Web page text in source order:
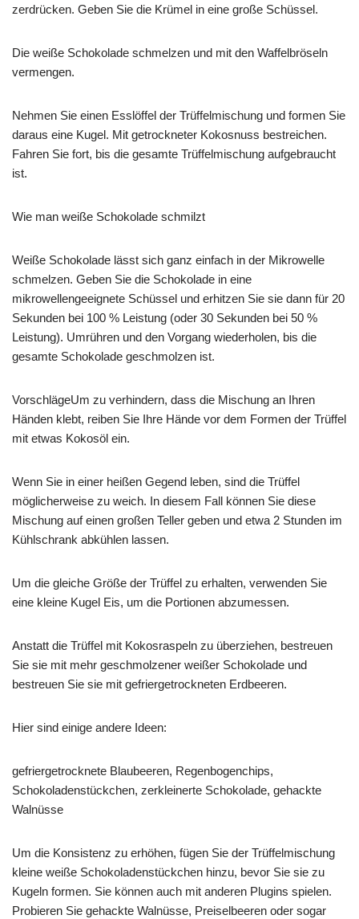
zerdrücken. Geben Sie die Krümel in eine große Schüssel.
Die weiße Schokolade schmelzen und mit den Waffelbröseln
vermengen.
Nehmen Sie einen Esslöffel der Trüffelmischung und formen Sie
daraus eine Kugel. Mit getrockneter Kokosnuss bestreichen.
Fahren Sie fort, bis die gesamte Trüffelmischung aufgebraucht
ist.
Wie man weiße Schokolade schmilzt
Weiße Schokolade lässt sich ganz einfach in der Mikrowelle
schmelzen. Geben Sie die Schokolade in eine
mikrowellengeeignete Schüssel und erhitzen Sie sie dann für 20
Sekunden bei 100 % Leistung (oder 30 Sekunden bei 50 %
Leistung). Umrühren und den Vorgang wiederholen, bis die
gesamte Schokolade geschmolzen ist.
VorschlägeUm zu verhindern, dass die Mischung an Ihren
Händen klebt, reiben Sie Ihre Hände vor dem Formen der Trüffel
mit etwas Kokosöl ein.
Wenn Sie in einer heißen Gegend leben, sind die Trüffel
möglicherweise zu weich. In diesem Fall können Sie diese
Mischung auf einen großen Teller geben und etwa 2 Stunden im
Kühlschrank abkühlen lassen.
Um die gleiche Größe der Trüffel zu erhalten, verwenden Sie
eine kleine Kugel Eis, um die Portionen abzumessen.
Anstatt die Trüffel mit Kokosraspeln zu überziehen, bestreuen
Sie sie mit mehr geschmolzener weißer Schokolade und
bestreuen Sie sie mit gefriergetrockneten Erdbeeren.
Hier sind einige andere Ideen:
gefriergetrocknete Blaubeeren, Regenbogenchips,
Schokoladenstückchen, zerkleinerte Schokolade, gehackte
Walnüsse
Um die Konsistenz zu erhöhen, fügen Sie der Trüffelmischung
kleine weiße Schokoladenstückchen hinzu, bevor Sie sie zu
Kugeln formen. Sie können auch mit anderen Plugins spielen.
Probieren Sie gehackte Walnüsse, Preiselbeeren oder sogar